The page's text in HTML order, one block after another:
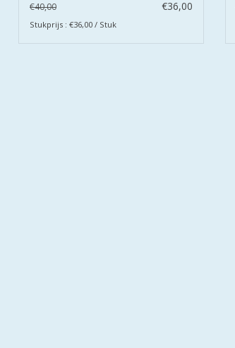
€40,00 €36,00
Stukprijs : €36,00 / Stuk